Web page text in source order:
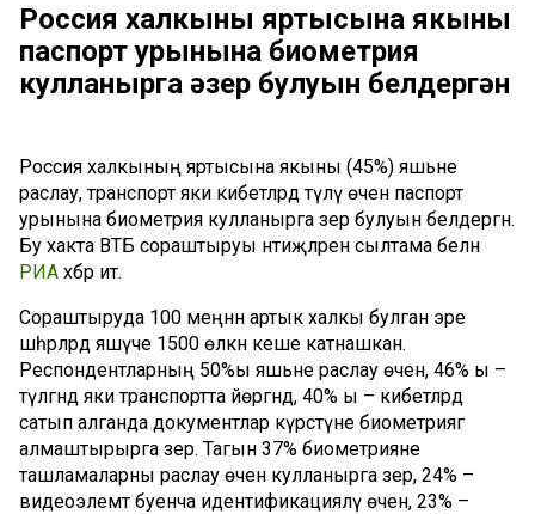
Россия халкының яртысына якыны
паспорт урынына биометрия
кулланырга әзер булуын белдергән
Россия халкының яртысына якыны (45%) яшьне
раслау, транспорт яки кибетләрдә түләү өчен паспорт
урынына биометрия кулланырга әзер булуын белдергән.
Бу хакта ВТБ сораштыруы нәтиҗәләренә сылтама белән
РИА хәбәр итә.
Сораштыруда 100 меңнән артык халкы булган эре
шәһәрләрдә яшәүче 1500 өлкән кеше катнашкан.
Респондентларның 50%ы яшьне раслау өчен, 46% ы –
түләгәндә яки транспортта йөргәндә, 40% ы – кибетләрдә
сатып алганда документлар күрсәтүне биометриягә
алмаштырырга әзер. Тагын 37% биометрияне
ташламаларны раслау өчен кулланырга әзер, 24% –
видеоэлемтә буенча идентификацияләү өчен, 23% –